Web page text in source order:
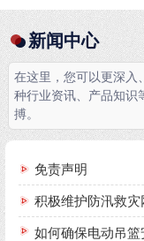
新闻中心
在这里，您可以更深入
种行业资讯、产品知识
搏。
免责声明
积极维护防汛救
如何确保电动吊